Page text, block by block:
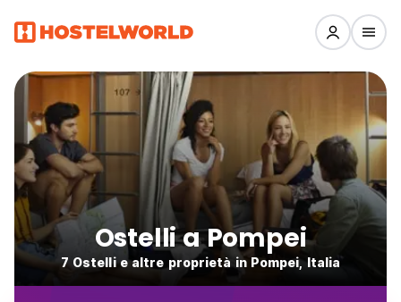
Ostelli a Pompei
7 Ostelli e altre proprietà in Pompei, Italia